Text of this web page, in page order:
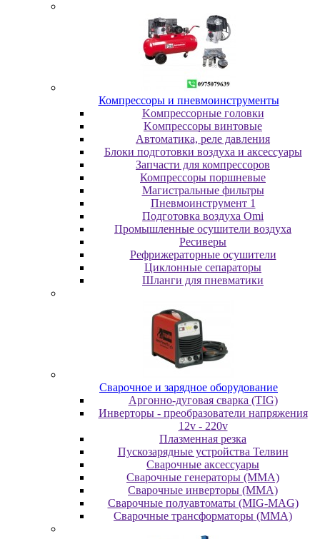
Компрессоры и пневмоинструменты
Koмпpeccopныe гoлoвки
Koмпpeccopы винтoвыe
Автоматика, реле давления
Блоки подготовки воздуха и аксессуары
Запчасти для компрессоров
Компрессоры поршневые
Магистральные фильтры
Пневмоинструмент 1
Подготовка воздуха Omi
Промышленные осушители воздуха
Ресиверы
Рефрижераторные осушители
Циклонные сепараторы
Шланги для пневматики
Cвapoчнoe и зарядное оборудование
Аргонно-дуговая сварка (TIG)
Инверторы - преобразователи напряжения
12v - 220v
Плазменная резка
Пускозарядные устройства Телвин
Сварочные аксессуары
Сварочные генераторы (MMA)
Сварочные инверторы (MMA)
Сварочные полуавтоматы (MIG-MAG)
Сварочные трансформаторы (MMA)